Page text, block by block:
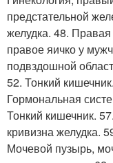
предстательной
желудка. 48.
правое яичко у
подвздошной
52. Тонкий
Гормональная
Тонкий кишечник.
кривизна желудка.
Мочевой пузырь,